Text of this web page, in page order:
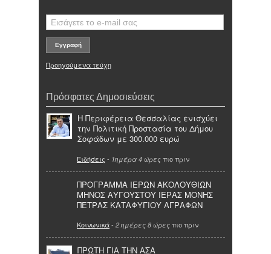
Προηγούμενα τεύχη
Πρόσφατες Δημοσιεύσεις
Η Περιφέρεια Θεσσαλίας ενισχύει
την Πολιτική Προστασία του Δήμου
Σοφάδων με 300.000 ευρώ
Ειδήσεις - 1ημέρα 4 ώρες πιο πριν
ΠΡΟΓΡΑΜΜΑ ΙΕΡΩΝ ΑΚΟΛΟΥΘΙΩΝ
ΜΗΝΟΣ ΑΥΓΟΥΣΤΟΥ ΙΕΡΑΣ ΜΟΝΗΣ
ΠΕΤΡΑΣ ΚΑΤΑΦΥΓΙΟΥ ΑΓΡΑΦΩΝ
Κοινωνικά- 2 ημέρες 8 ώρες πιο πριν
ΠΡΩΤΗ ΓΙΑ ΤΗΝ ΑΣΑ